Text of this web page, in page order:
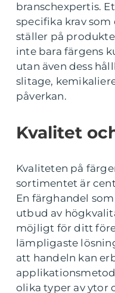
branschexpertis.
specifika krav
ställer på
inte bara färgens
utan även dess
slitage,
påverkan.
Kvalitet
Kvaliteten på
sortimentet är
En färghandel
utbud av
möjligt för ditt
lämpligaste
att handeln kan
olika typer av ytor